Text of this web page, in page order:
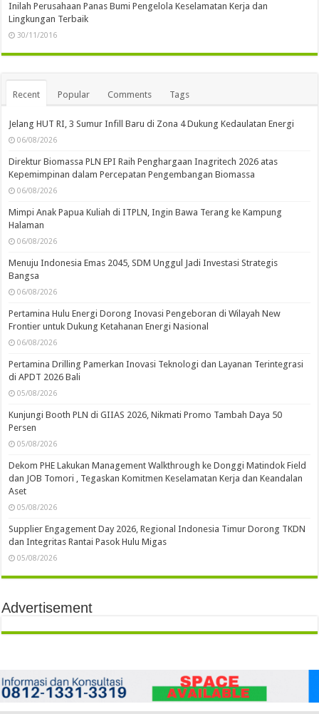
Inilah Perusahaan Panas Bumi Pengelola Keselamatan Kerja dan
Lingkungan Terbaik
30/11/2016
Recent Popular Comments Tags
Jelang HUT RI, 3 Sumur Infill Baru di Zona 4 Dukung Kedaulatan Energi
06/08/2026
Direktur Biomassa PLN EPI Raih Penghargaan Inagritech 2026 atas
Kepemimpinan dalam Percepatan Pengembangan Biomassa
06/08/2026
Mimpi Anak Papua Kuliah di ITPLN, Ingin Bawa Terang ke Kampung
Halaman
06/08/2026
Menuju Indonesia Emas 2045, SDM Unggul Jadi Investasi Strategis
Bangsa
06/08/2026
Pertamina Hulu Energi Dorong Inovasi Pengeboran di Wilayah New
Frontier untuk Dukung Ketahanan Energi Nasional
06/08/2026
Pertamina Drilling Pamerkan Inovasi Teknologi dan Layanan Terintegrasi
di APDT 2026 Bali
05/08/2026
Kunjungi Booth PLN di GIIAS 2026, Nikmati Promo Tambah Daya 50
Persen
05/08/2026
Dekom PHE Lakukan Management Walkthrough ke Donggi Matindok Field
dan JOB Tomori , Tegaskan Komitmen Keselamatan Kerja dan Keandalan
Aset
05/08/2026
Supplier Engagement Day 2026, Regional Indonesia Timur Dorong TKDN
dan Integritas Rantai Pasok Hulu Migas
05/08/2026
Advertisement